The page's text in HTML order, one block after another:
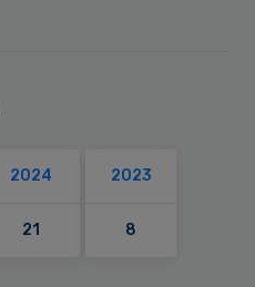
2024
21
2023
8